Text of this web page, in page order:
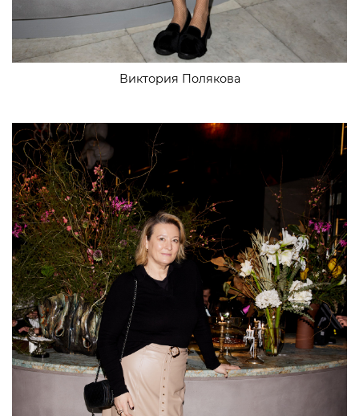
Виктория Полякова